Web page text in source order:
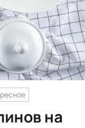
на